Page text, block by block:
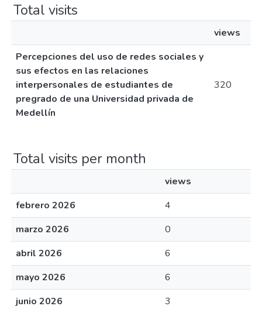
Total visits
views
Percepciones del uso de redes sociales y
sus efectos en las relaciones
interpersonales de estudiantes de
pregrado de una Universidad privada de
Medellín
320
Total visits per month
views
febrero 2026
4
marzo 2026
0
abril 2026
6
mayo 2026
6
junio 2026
3